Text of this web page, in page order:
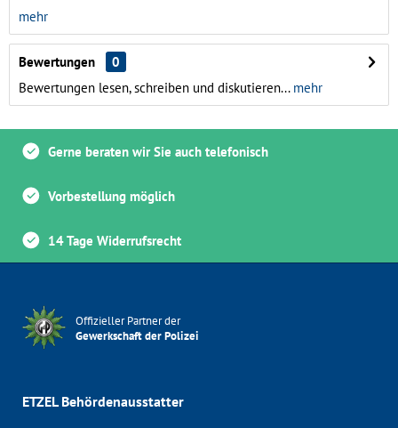
mehr
Bewertungen
0
Bewertungen lesen, schreiben und diskutieren...mehr
Gerne beraten wir Sie auch telefonisch
Vorbestellung möglich
14 Tage Widerrufsrecht
Offizieller Partner der
Gewerkschaft der Polizei
ETZEL Behördenausstatter